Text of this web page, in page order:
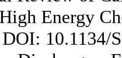
Energy
10.1134/